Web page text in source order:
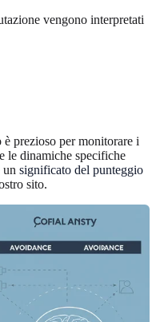
vengono interpretati
prezioso per monitorare i
le dinamiche specifiche
un significato del punteggio
sito.